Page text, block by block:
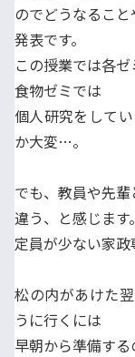
のでどうなるこ
発表です。
この授業では各
食物ゼミでは
個人研究をして
か大変…。
でも、教員や先
違う、と感じます。
定員が少ない家政
松の内があけた
うに行くには
早朝から準備す